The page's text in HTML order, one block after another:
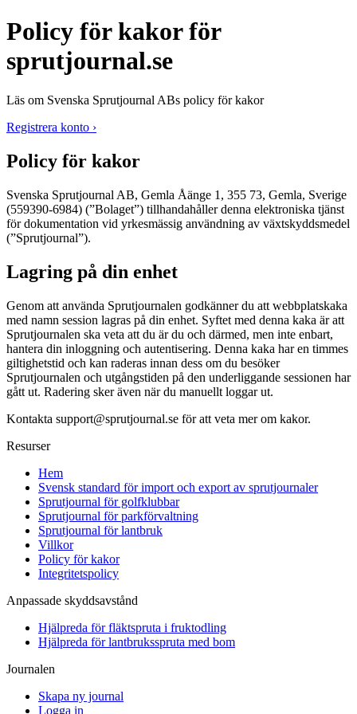
Policy för kakor för
sprutjournal.se
Läs om Svenska Sprutjournal ABs policy för kakor
Registrera konto ›
Policy för kakor
Svenska Sprutjournal AB, Gemla Åänge 1, 355 73, Gemla, Sverige
(559390-6984) (”Bolaget”) tillhandahåller denna elektroniska tjänst
för dokumentation vid yrkesmässig användning av växtskyddsmedel
(”Sprutjournal”).
Lagring på din enhet
Genom att använda Sprutjournalen godkänner du att webbplatskaka
med namn session lagras på din enhet. Syftet med denna kaka är att
Sprutjournalen ska veta att du är du och därmed, men inte enbart,
hantera din inloggning och autentisering. Denna kaka har en timmes
giltighetstid och kan raderas innan dess om du besöker
Sprutjournalen och utgångstiden på den underliggande sessionen har
gått ut. Radering sker även när du manuellt loggar ut.
Kontakta support@sprutjournal.se för att veta mer om kakor.
Resurser
Hem
Svensk standard för import och export av sprutjournaler
Sprutjournal för golfklubbar
Sprutjournal för parkförvaltning
Sprutjournal för lantbruk
Villkor
Policy för kakor
Integritetspolicy
Anpassade skyddsavstånd
Hjälpreda för fläktspruta i fruktodling
Hjälpreda för lantbruksspruta med bom
Journalen
Skapa ny journal
Logga in